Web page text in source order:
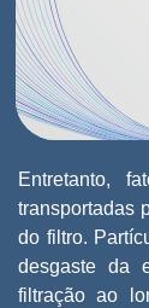
Entretanto,
transportadas
do filtro.
desgaste da
filtração ao